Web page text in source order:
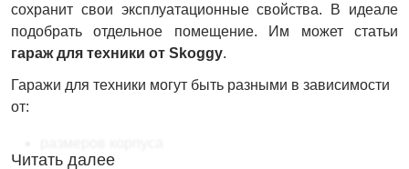
сохранит свои эксплуатационные свойства. В идеале
подобрать отдельное помещение. Им может статьи
гараж для техники от Skoggy.
Гаражи для техники могут быть разными в зависимости
от:
типа корпуса: стандартный или усиленный
Читать далее